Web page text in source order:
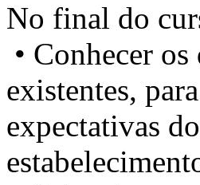
No final do
• Conhecer
existentes,
expectativas